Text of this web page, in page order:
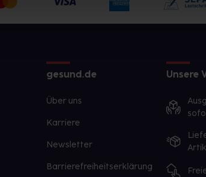
gesund.de
Über uns
Karriere
Newsletter
Barrierefreiheitserklärung
Unsere